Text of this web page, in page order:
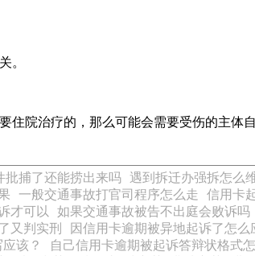
。
院治疗的，那么可能会需要受伤的主体
批捕了还能捞出来吗
遇到拆迁办强拆怎么
一般交通事故打官司程序怎么走
信用卡
才可以
如果交通事故被告不出庭会败诉吗
又判实刑
因信用卡逾期被异地起诉了怎么
该？
自己信用卡逾期被起诉答辩状格式